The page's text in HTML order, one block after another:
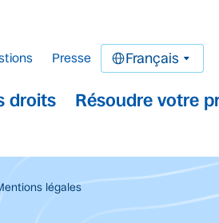
droits Résoudre votre
Presse Français
légales